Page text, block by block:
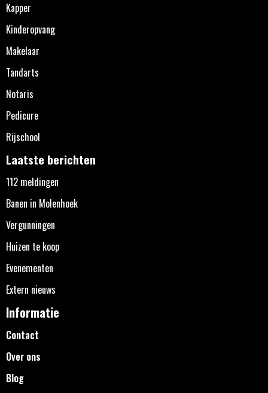
Kapper
Kinderopvang
Makelaar
Tandarts
Notaris
Pedicure
Rijschool
Laatste berichten
112 meldingen
Banen in Molenhoek
Vergunningen
Huizen te koop
Evenementen
Extern nieuws
Informatie
Contact
Over ons
Blog